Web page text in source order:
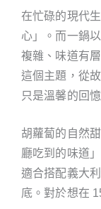
在忙碌的現代
心」。而一鍋
複雜、味道有
這個主題，從
只是溫馨的回
胡蘿蔔的自然
廳吃到的味道
適合搭配義大
底。對於想在